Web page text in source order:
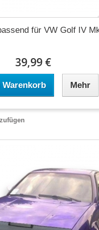
für VW Golf IV
39,99 €
Warenkorb Mehr